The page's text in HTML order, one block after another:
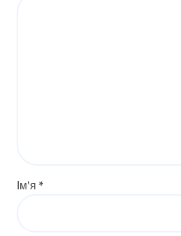
Ім'я *